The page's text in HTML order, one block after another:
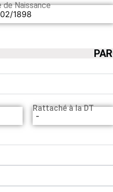
de Naissance
1898
Rattaché à la DT
-